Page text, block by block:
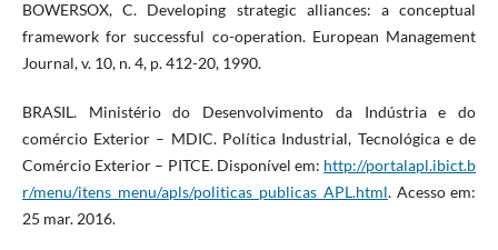
BOWERSOX, C. Developing strategic alliances: a conceptual
framework for successful co-operation. European Management
Journal, v. 10, n. 4, p. 412-20, 1990.
BRASIL. Ministério do Desenvolvimento da Indústria e do
comércio Exterior – MDIC. Política Industrial, Tecnológica e de
Comércio Exterior – PITCE. Disponível em: http://portalapl.ibict.b
r/menu/itens_menu/apls/politicas_publicas_APL.html. Acesso em:
25 mar. 2016.